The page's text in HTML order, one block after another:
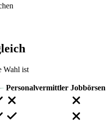
Wahl ist
Personalvermittler Jobbörsen